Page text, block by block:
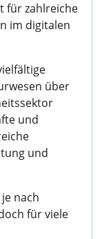
für zahlreiche
im digitalen
über
und
und
nach
für viele